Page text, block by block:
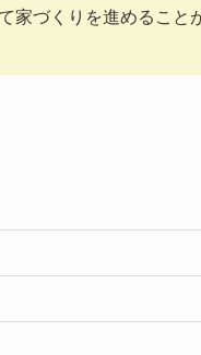
て家づくりを進めるこ